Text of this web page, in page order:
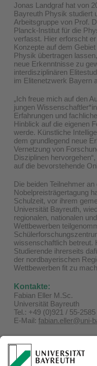
Jonas Landgraf hat von
Bayreuth Physik studiert
Arbeitsgruppe von Prof.
Planck-Institut für die
verfasst. Hier erforscht
Konzepte auf dem
Physik übertragen
neue Erkenntnisse zu
interdisziplinären
im Elitenetzwerk Bayern
„Ich freue mich auf den
jungen
Erfahrungen und
Hinblick auf die eigenen
werde. Künstliche
dem grundlegend neue
Vernetzung von
Disziplinen
auf die bevorstehende
Die beiden Teilnehmer
Nobelpreisträgertagung
Schulzeit, vor ihrem
Universität Bayreuth,
regionalen, nationalen
Wettbewerben
wissenschaftlich betreut.
Studierende ihrerseits
der nordbayerischen
Wettbewerben fit zu
Kontakte:
Fabian Eller M.Sc.
Universität Bayreuth
Tel.: +49 (0)921 / 55-2585
E-Mail: fabian.eller@uni-
Jonas Landgraf M.Sc.
Max-Planck-Institut für
Tel.: +49 (0)9131 / 7133-
'E-Mail: